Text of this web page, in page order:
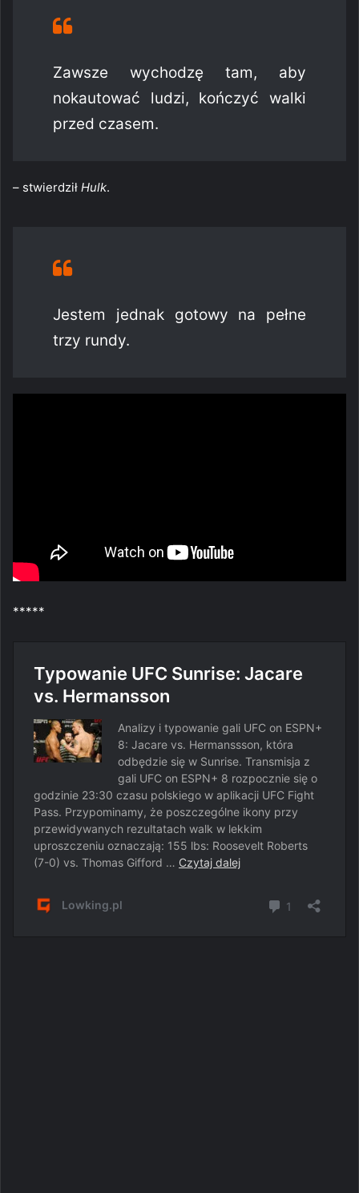
Zawsze wychodzę tam, aby
nokautować ludzi, kończyć walki
przed czasem.
– stwierdził Hulk.
Jestem jednak gotowy na pełne
trzy rundy.
*****